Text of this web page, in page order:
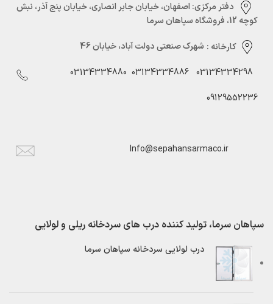
دفتر مرکزی:‌ اصفهان، خیابان جابر انصاری، خیابان پنج آذر، نبش
کوچه 12، فروشگاه سپاهان سرما
کارخانه : شهرک صنعتی دولت آباد، خیابان 46
03134334298
03134334886
03134334880
09129552236
Info@sepahansarmaco.ir
سپاهان سرما، تولید کننده درب های سردخانه ریلی و لولایی
درب لولایی سردخانه سپاهان سرما